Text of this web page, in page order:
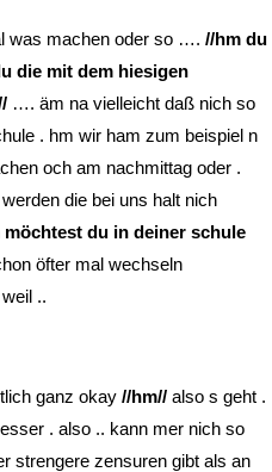
was machen oder so …. //hm du
die mit dem hiesigen
…. äm na vielleicht daß nich so
. hm wir ham zum beispiel n
och am nachmittag oder .
die bei uns halt nich
du in deiner schule
öfter mal wechseln
..
ganz okay //hm// also s geht .
. also .. kann mer nich so
strengere zensuren gibt als an